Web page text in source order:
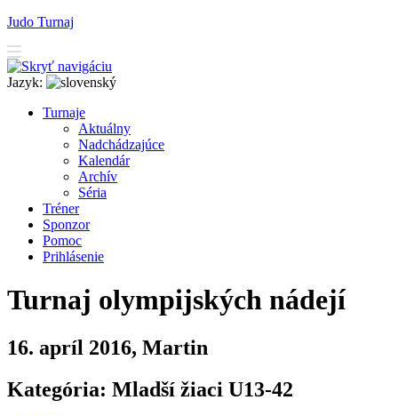
Judo Turnaj
Jazyk:
Turnaje
Aktuálny
Nadchádzajúce
Kalendár
Archív
Séria
Tréner
Sponzor
Pomoc
Prihlásenie
Turnaj olympijských nádejí
16. apríl 2016, Martin
Kategória: Mladší žiaci U13-42